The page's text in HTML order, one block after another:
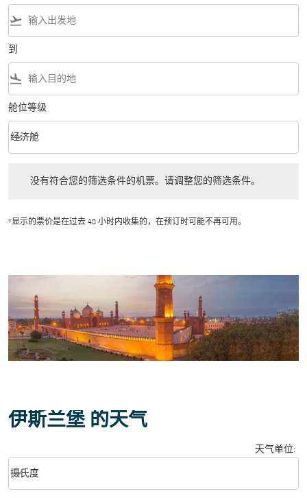
flight_takeoff
到
flight_land
舱位等级
舱位等级 option 经济舱 Selected
经济舱
keyboard_arrow_down
没有符合您的筛选条件的机票。请调整您的筛选条件。
*显示的票价是在过去 48 小时内收集的，在预订时可能不再可用。
伊斯兰堡 的天气
天气单位:
Weather unit option 摄氏度 Selected
摄氏度
keyboard_arrow_down